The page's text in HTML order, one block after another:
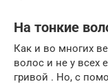
На тонкие
Как и во многих
волос и не у всех
гривой . Но, с